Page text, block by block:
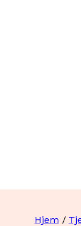
Hjem /